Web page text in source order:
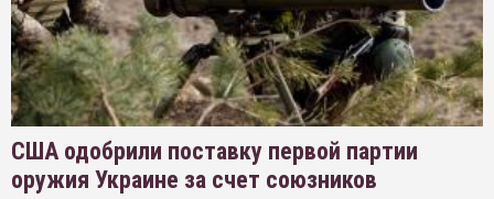
США одобрили поставку первой партии
оружия Украине за счет союзников